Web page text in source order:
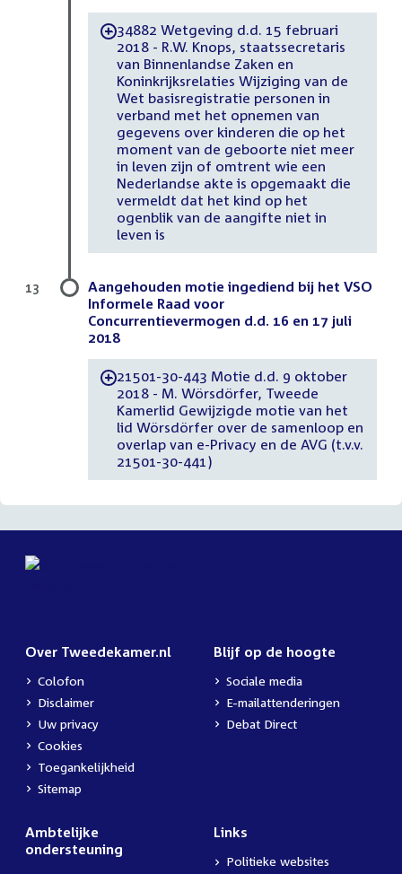
-34882 Wetgeving d.d. 15 februari
2018 - R.W. Knops, staatssecretaris
van Binnenlandse Zaken en
Koninkrijksrelaties Wijziging van de
Wet basisregistratie personen in
verband met het opnemen van
gegevens over kinderen die op het
moment van de geboorte niet meer
in leven zijn of omtrent wie een
Nederlandse akte is opgemaakt die
vermeldt dat het kind op het
ogenblik van de aangifte niet in
leven is
Aangehouden motie ingediend bij het VSO
Informele Raad voor
Concurrentievermogen d.d. 16 en 17 juli
2018
-21501-30-443 Motie d.d. 9 oktober
2018 - M. Wörsdörfer, Tweede
Kamerlid Gewijzigde motie van het
lid Wörsdörfer over de samenloop en
overlap van e-Privacy en de AVG (t.v.v.
21501-30-441)
13
Over Tweedekamer.nl
Colofon
Disclaimer
Uw privacy
Cookies
Toegankelijkheid
Sitemap
Blijf op de hoogte
Sociale media
E-mailattenderingen
Debat Direct
Ambtelijke
ondersteuning
Links
Politieke websites